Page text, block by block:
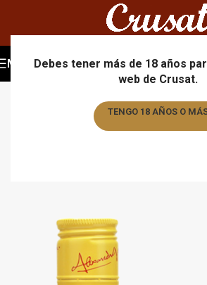
Debes tener más de 18 años
web de Crusat.
TENGO 18 AÑOS O
MENU